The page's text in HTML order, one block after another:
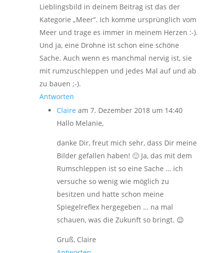
Lieblingsbild in deinem Beitrag ist das der
Kategorie „Meer“. Ich komme ursprünglich vom
Meer und trage es immer in meinem Herzen :-).
Und ja, eine Drohne ist schon eine schöne
Sache. Auch wenn es manchmal nervig ist, sie
mit rumzuschleppen und jedes Mal auf und ab
zu bauen ;-).
Antworten
Claire am 7. Dezember 2018 um 14:40
Hallo Melanie,
danke Dir, freut mich sehr, dass Dir meine
Bilder gefallen haben! 🙂 Ja, das mit dem
Rumschleppen ist so eine Sache … ich
versuche so wenig wie möglich zu
besitzen und hatte schon meine
Spiegelreflex hergegeben … na mal
schauen, was die Zukunft so bringt. 😉
Gruß, Claire